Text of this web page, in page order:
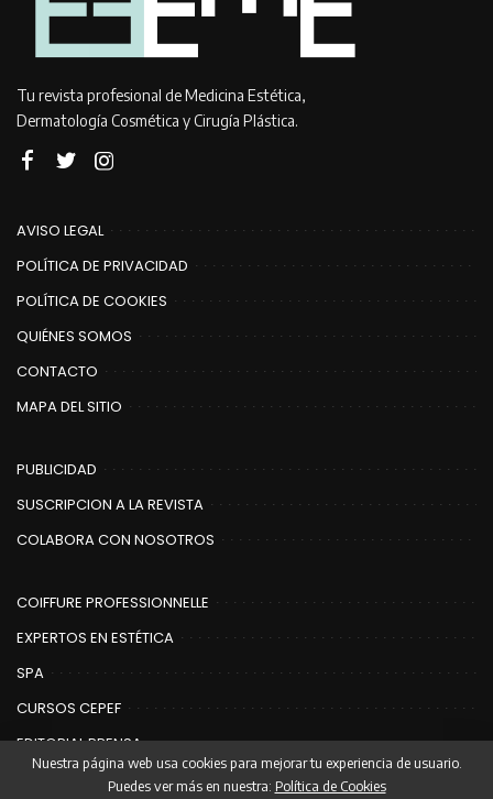
Tu revista profesional de Medicina Estética,
Dermatología Cosmética y Cirugía Plástica.
AVISO LEGAL
POLÍTICA DE PRIVACIDAD
POLÍTICA DE COOKIES
QUIÉNES SOMOS
CONTACTO
MAPA DEL SITIO
PUBLICIDAD
SUSCRIPCION A LA REVISTA
COLABORA CON NOSOTROS
COIFFURE PROFESSIONNELLE
EXPERTOS EN ESTÉTICA
SPA
CURSOS CEPEF
EDITORIAL PRENSA
Nuestra página web usa cookies para mejorar tu experiencia de usuario.
Puedes ver más en nuestra: Política de Cookies